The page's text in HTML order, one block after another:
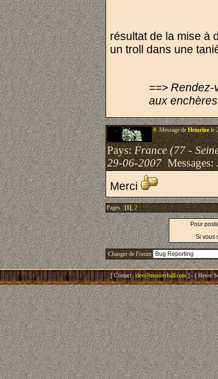
résultat de la mise à
un troll dans une
==>
aux
#.Message deHemrinele
Pays:France (77 -
29-06-2007Messages:
Merci
Pages :[1],2
Pour
Si vous
Changer de Forum
[ Contact : dev@mountyhall.com ] - [ Heure